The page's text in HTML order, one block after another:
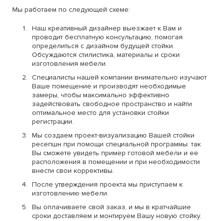
Мы работаем по следующей схеме:
Наш креативный дизайнер выезжает к Вам и
проводит бесплатную консультацию, помогая
определиться с дизайном будущей стойки.
Обсуждаются стилистика, материалы и сроки
изготовления мебели.
Специалисты нашей компании внимательно изучают
Ваше помещение и производят необходимые
замеры, чтобы максимально эффективно
задействовать свободное пространство и найти
оптимальное место для установки стойки
регистрации.
Мы создаем проект-визуализацию Вашей стойки
ресепшн при помощи специальной программы: так
Вы сможете увидеть пример готовой мебели и ее
расположения в помещении и при необходимости
внести свои коррективы.
После утверждения проекта мы приступаем к
изготовлению мебели.
Вы оплачиваете свой заказ, и мы в кратчайшие
сроки доставляем и монтируем Вашу новую стойку.